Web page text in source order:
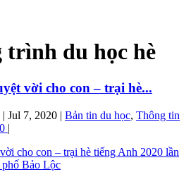
trình du học hè
vời cho con – trại hè...
| Jul 7, 2020 | Bản tin du học, Thông tin
0 |